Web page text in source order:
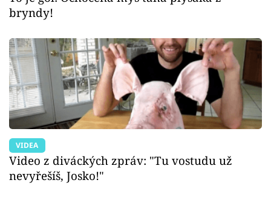
bryndy!
VIDEA
Video z diváckých zpráv: "Tu vostudu už
nevyřešíš, Josko!"